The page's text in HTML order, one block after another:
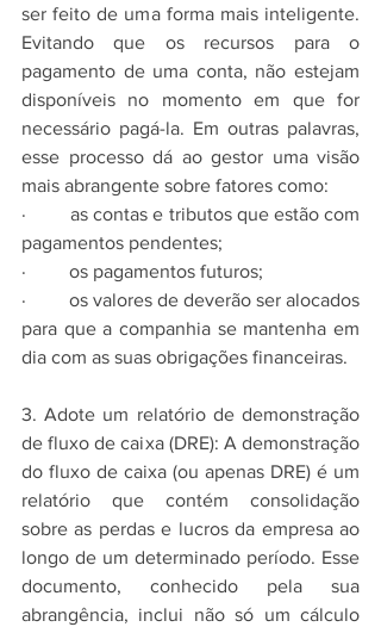
ser feito de uma forma mais inteligente.
Evitando que os recursos para o
pagamento de uma conta, não estejam
disponíveis no momento em que for
necessário pagá-la. Em outras palavras,
esse processo dá ao gestor uma visão
mais abrangente sobre fatores como:
·         as contas e tributos que estão com
pagamentos pendentes;
·         os pagamentos futuros;
·         os valores de deverão ser alocados
para que a companhia se mantenha em
dia com as suas obrigações financeiras.
3. Adote um relatório de demonstração
de fluxo de caixa (DRE): A demonstração
do fluxo de caixa (ou apenas DRE) é um
relatório que contém consolidação
sobre as perdas e lucros da empresa ao
longo de um determinado período. Esse
documento, conhecido pela sua
abrangência, inclui não só um cálculo